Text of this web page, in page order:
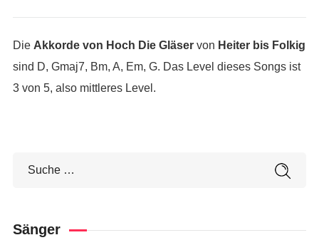
Die Akkorde von Hoch Die Gläservon Heiter bis Folkig
sind D, Gmaj7, Bm, A, Em, G. Das Level dieses Songs ist
3 von 5, also mittleres Level.
Sänger